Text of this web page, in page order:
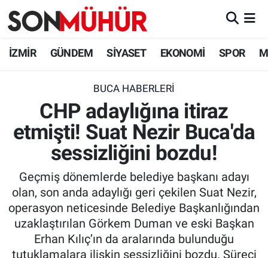
İZMİR GÜNDEM SİYASET EKONOMİ SPOR
BUCA HABERLERI
CHP adaylığına itiraz
etmişti! Suat Nezir Buca'da
sessizliğini bozdu!
Geçmiş dönemlerde belediye başkanı adayı
olan, son anda adaylığı geri çekilen Suat Nezir,
operasyon neticesinde Belediye Başkanlığından
uzaklaştırılan Görkem Duman ve eski Başkan
Erhan Kılıç’ın da aralarında bulunduğu
tutuklamalara ilişkin sessizliğini bozdu. Süreci
İzmir Nöbetçi Eczaneler
İzmir Namaz Vakitleri
İzmir Trafik Yoğunluk Haritası
Süper Lig Puan Durumu ve Fikstür
Tüm Manşetler
Son Dakika Haberleri